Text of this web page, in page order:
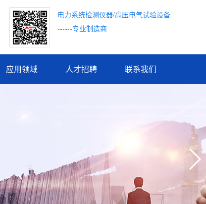
电力系统检测仪器/高压电气试验设备
------专业制造商
应用领域 人才招聘 联系我们